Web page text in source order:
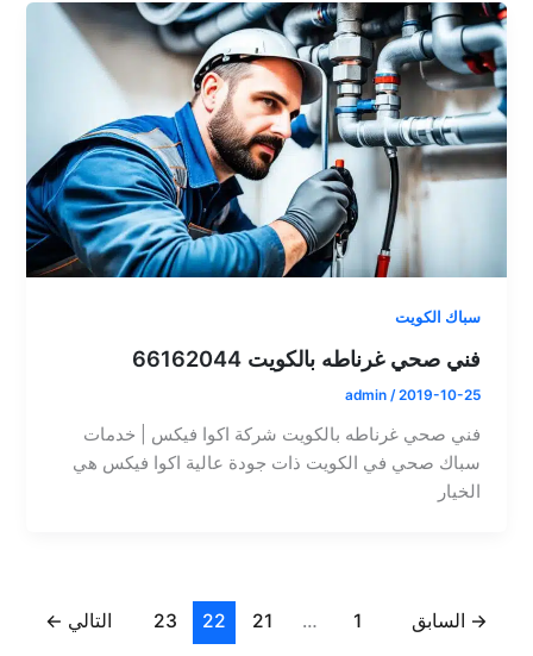
سباك الكويت
فني صحي غرناطه بالكويت 66162044
admin /2019-10-25
فني صحي غرناطه بالكويت شركة اكوا فيكس | خدمات
سباك صحي في الكويت ذات جودة عالية اكوا فيكس هي
الخيار
→ السابق 1
…
21
22
23 التالي ←